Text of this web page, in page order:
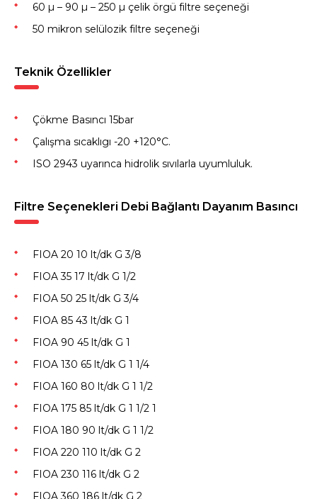
60 µ – 90 µ – 250 µ çelik örgü filtre seçeneği
50 mikron selülozik filtre seçeneği
Teknik Özellikler
Çökme Basıncı 15bar
Çalışma sıcaklıgı -20 +120°C.
ISO 2943 uyarınca hidrolik sıvılarla uyumluluk.
Filtre Seçenekleri Debi Bağlantı Dayanım Basıncı
FIOA 20 10 lt/dk G 3/8
FIOA 35 17 lt/dk G 1/2
FIOA 50 25 lt/dk G 3/4
FIOA 85 43 lt/dk G 1
FIOA 90 45 lt/dk G 1
FIOA 130 65 lt/dk G 1 1/4
FIOA 160 80 lt/dk G 1 1/2
FIOA 175 85 lt/dk G 1 1/2 1
FIOA 180 90 lt/dk G 1 1/2
FIOA 220 110 lt/dk G 2
FIOA 230 116 lt/dk G 2
FIOA 360 186 lt/dk G 2